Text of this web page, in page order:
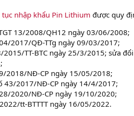
nhập khẩu Pin Lithium được quy
13/2008/QH12 ngày 03/06/2008;
2017/QĐ-TTg ngày 09/03/2017;
TT-BTC ngày 25/3/2015; sửa
2018/NĐ-CP ngày 15/05/2018;
43/2017/NĐ-CP ngày 14/4/2017;
2020/NĐ-CP ngày 19/10/2020;
tt-BTTTT ngày 16/05/2022.